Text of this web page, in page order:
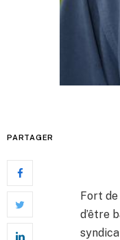
PARTAGER
Fort de
d’être